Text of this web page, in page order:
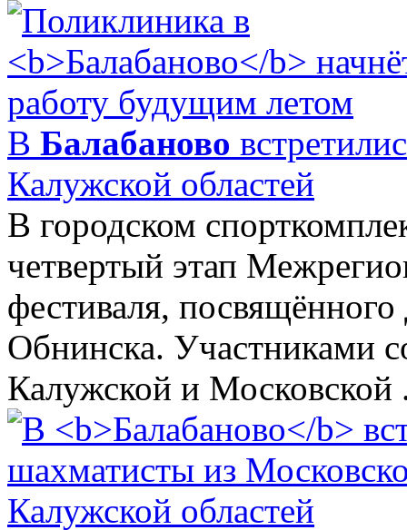
В Балабаново
Калужской областей
В городском
четвертый этап
фестиваля,
Обнинска. Участниками
Калужской и Московской